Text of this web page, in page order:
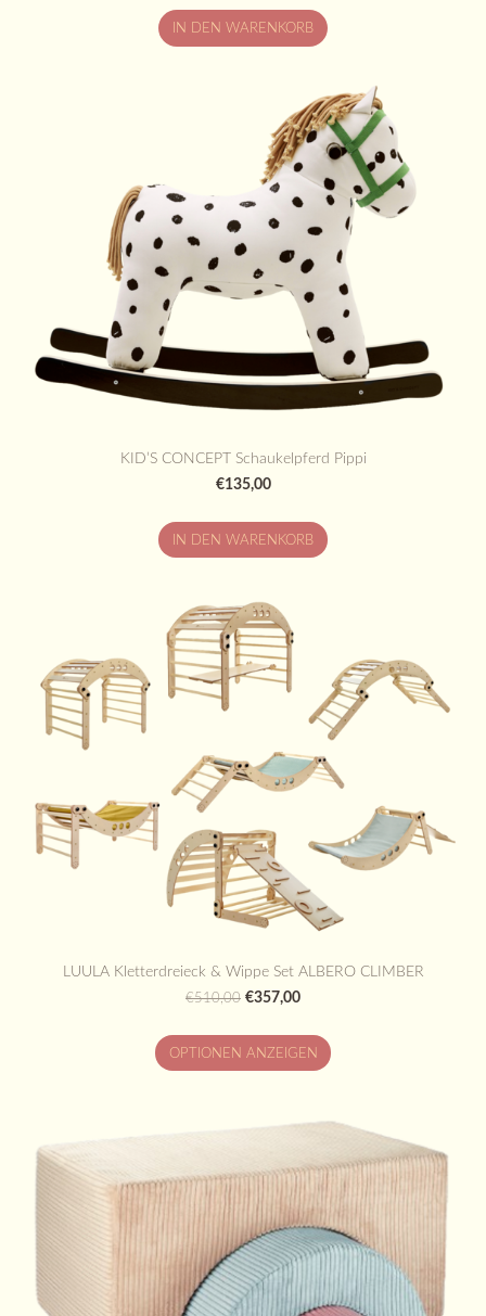
IN DEN WARENKORB
KID’S CONCEPT Schaukelpferd Pippi
€135,00
IN DEN WARENKORB
LUULA Kletterdreieck & Wippe Set ALBERO CLIMBER
€510,00 €357,00
OPTIONEN ANZEIGEN